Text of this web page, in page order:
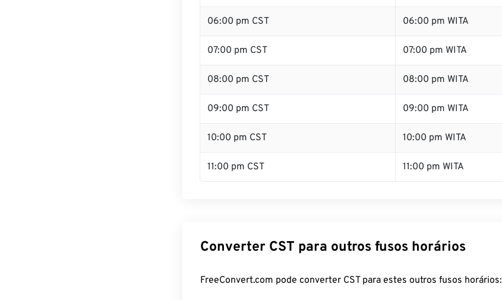
06:00 pm CST 06:00 pm WITA
07:00 pm CST 07:00 pm WITA
08:00 pm CST 08:00 pm WITA
09:00 pm CST 09:00 pm WITA
10:00 pm CST 10:00 pm WITA
11:00 pm CST 11:00 pm WITA
Converter CST para outros fusos horários
FreeConvert.com pode converter CST para estes outros fusos horários: